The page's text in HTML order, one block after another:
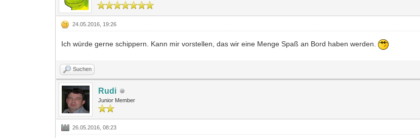
24.05.2016, 19:26
Ich würde gerne schippern. Kann mir vorstellen, das wir eine Menge Spaß an Bord haben werden.
Suchen
Rudi
Junior Member
26.05.2016, 08:23